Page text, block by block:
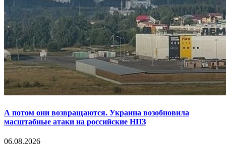
А потом они возвращаются. Украина возобновила
масштабные атаки на российские НПЗ
06.08.2026